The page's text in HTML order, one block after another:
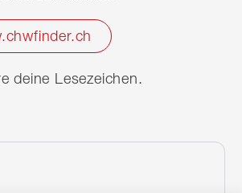
deine Lesezeichen.